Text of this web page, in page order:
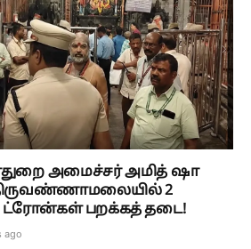
அமைச்சர் அமித் ஷா
2
ட்ரோன்கள் பறக்கத் தடை!
ago